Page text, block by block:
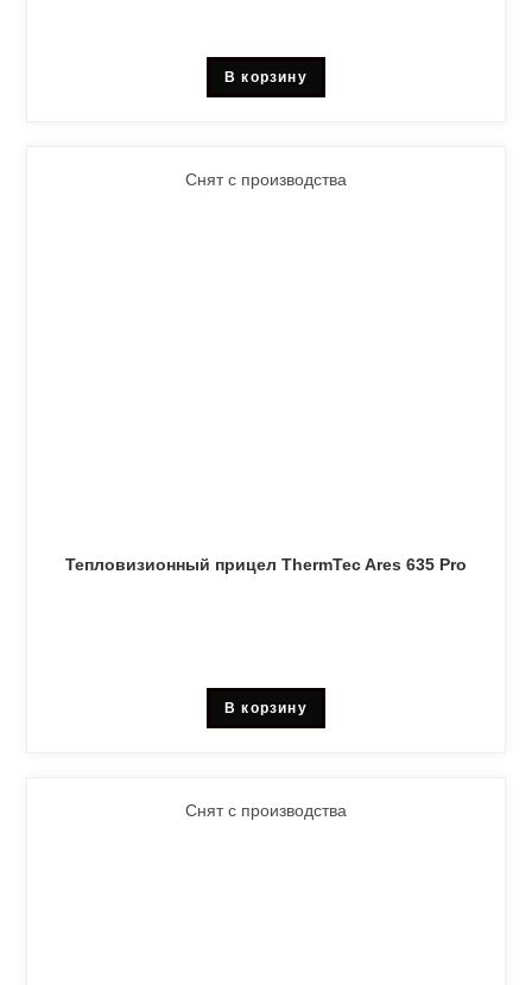
В корзину
Снят с производства
Тепловизионный прицел ThermTec Ares 635 Pro
В корзину
Снят с производства